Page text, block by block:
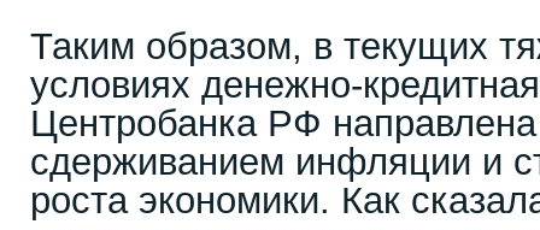
Таким образом, в текущих
условиях денежно-
Центробанка РФ
сдерживанием инфляции и
роста экономики. Как